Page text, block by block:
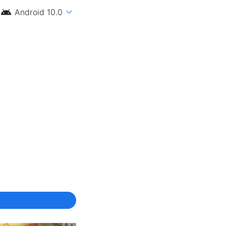
android Android 10.0 expand_more